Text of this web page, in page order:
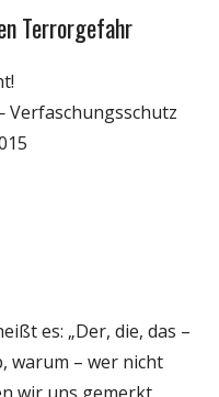
Terrorgefahr
Verfaschungsschutz
es: „Der, die, das –
warum – wer nicht